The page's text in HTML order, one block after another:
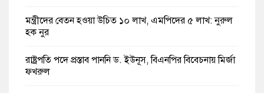
মন্ত্রীদের বেতন হওয়া উচিত ১০ লাখ, এমপিদের ৫ লাখ: নুরুল
হক নুর
রাষ্ট্রপতি পদে প্রস্তাব পাননি ড. ইউনূস, বিএনপির বিবেচনায় মির্জা
ফখরুল